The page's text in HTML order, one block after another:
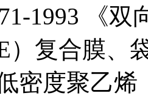
1993 《
）复合膜、
低密度聚乙